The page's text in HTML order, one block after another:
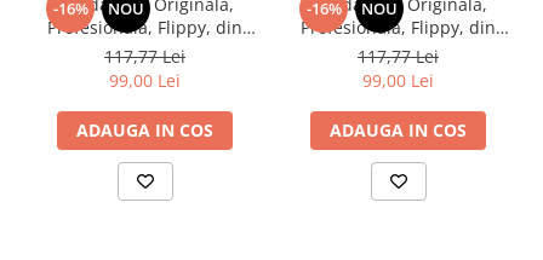
-16% NOU
Profesionala, Flippy, din
Lemn, Rubber Grip, 18 cm,
Rosu/Alb
117,77 Lei
99,00 Lei
ADAUGA IN COS
-16% NOU
Profesionala, Flippy, din
Lemn, Rubber Grip, 18 cm,
Rosu/Negru/Galben
117,77 Lei
99,00 Lei
ADAUGA IN COS